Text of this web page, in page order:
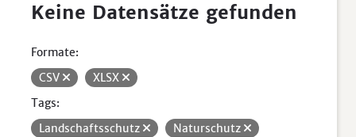
Keine Datensätze gefunden
Formate:
CSV
XLSX
Tags:
Landschaftsschutz
Naturschutz